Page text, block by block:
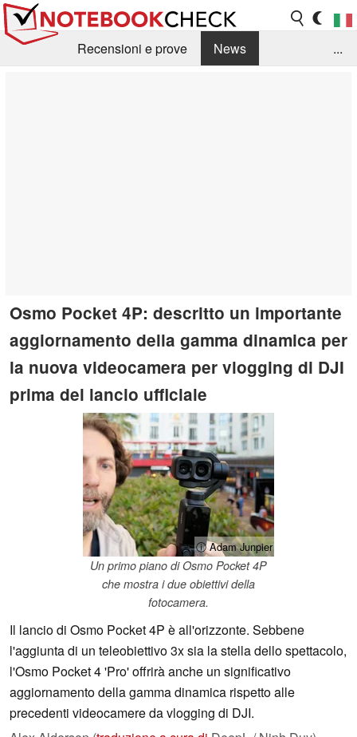
Recensioni e prove
News
...
Osmo Pocket 4P: descritto un importante
aggiornamento della gamma dinamica per
la nuova videocamera per vlogging di DJI
prima del lancio ufficiale
ⓘ Adam Junpier
Un primo piano di Osmo Pocket 4P
che mostra i due obiettivi della
fotocamera.
Il lancio di Osmo Pocket 4P è all'orizzonte. Sebbene
l'aggiunta di un teleobiettivo 3x sia la stella dello spettacolo,
l'Osmo Pocket 4 'Pro' offrirà anche un significativo
aggiornamento della gamma dinamica rispetto alle
precedenti videocamere da vlogging di DJI.